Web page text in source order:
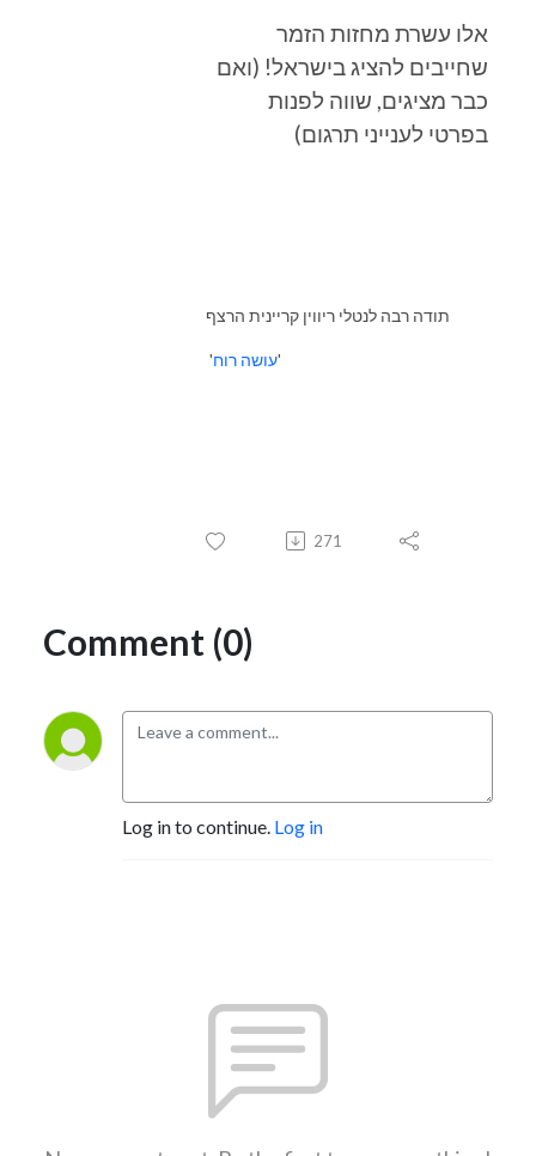
אלו עשרת מחזות הזמר
שחייבים להציג בישראל! (ואם
כבר מציגים, שווה לפנות
בפרטי לענייני תרגום)
תודה רבה לנטלי ריווין קריינית הרצף
'עושה רוח'
271
Comment (0)
Log in to continue. Log in